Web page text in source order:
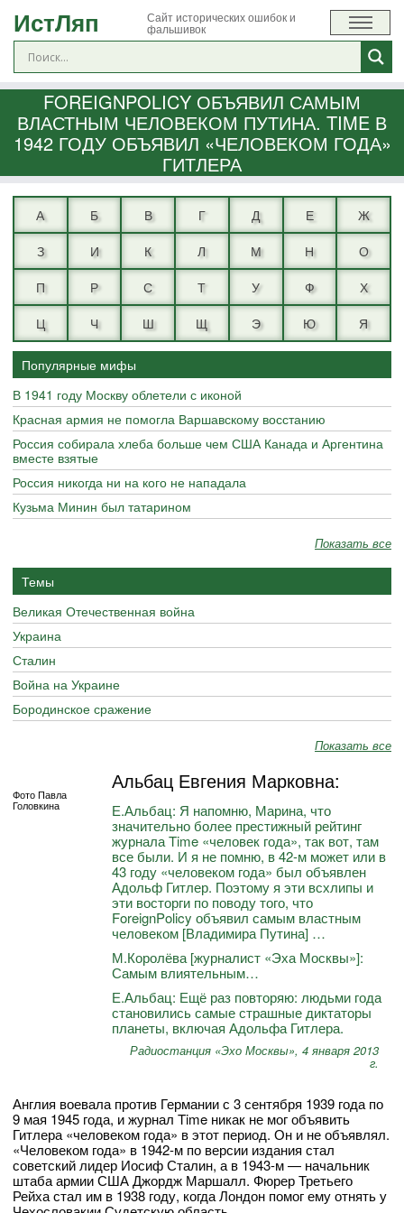
ИстЛяп Сайт исторических ошибок и
фальшивок
FOREIGNPOLICY ОБЪЯВИЛ САМЫМ
ВЛАСТНЫМ ЧЕЛОВЕКОМ ПУТИНА. TIME В
1942 ГОДУ ОБЪЯВИЛ «ЧЕЛОВЕКОМ ГОДА»
ГИТЛЕРА
А Б В Г Д Е
Ж
З
И К Л М Н
О
П
Р С Т У Ф
Х
Ц
Ч Ш Щ Э Ю Я
Популярные мифы
В 1941 году Москву облетели с иконой
Красная армия не помогла Варшавскому восстанию
Россия собирала хлеба больше чем США Канада и Аргентина
вместе взятые
Россия никогда ни на кого не нападала
Кузьма Минин был татарином
Показать все
Темы
Великая Отечественная война
Украина
Сталин
Война на Украине
Бородинское сражение
Показать все
Фото Павла
Головкина
Альбац Евгения Марковна:
Е.Альбац: Я напомню, Марина, что
значительно более престижный рейтинг
журнала Time «человек года», так вот, там
все были. И я не помню, в 42-м может или в
43 году «человеком года» был объявлен
Адольф Гитлер. Поэтому я эти всхлипы и
эти восторги по поводу того, что
ForeignPolicy объявил самым властным
человеком [Владимира Путина] …
М.Королёва [журналист «Эха Москвы»]:
Самым влиятельным…
Е.Альбац: Ещё раз повторяю: людьми года
становились самые страшные диктаторы
планеты, включая Адольфа Гитлера.
Радиостанция «Эхо Москвы», 4 января 2013
г.
Англия воевала против Германии с 3 сентября 1939 года по
9 мая 1945 года, и журнал Time никак не мог объявить
Гитлера «человеком года» в этот период. Он и не объявлял.
«Человеком года» в 1942-м по версии издания стал
советский лидер Иосиф Сталин, а в 1943-м — начальник
штаба армии США Джордж Маршалл. Фюрер Третьего
Рейха стал им в 1938 году, когда Лондон помог ему отнять у